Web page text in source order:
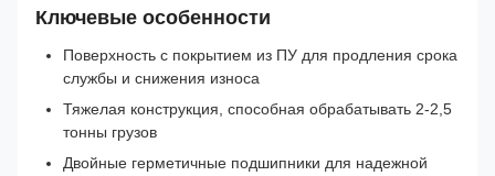
Ключевые особенности
Поверхность с покрытием из ПУ для продления срока
службы и снижения износа
Тяжелая конструкция, способная обрабатывать 2-2,5
тонны грузов
Двойные герметичные подшипники для надежной